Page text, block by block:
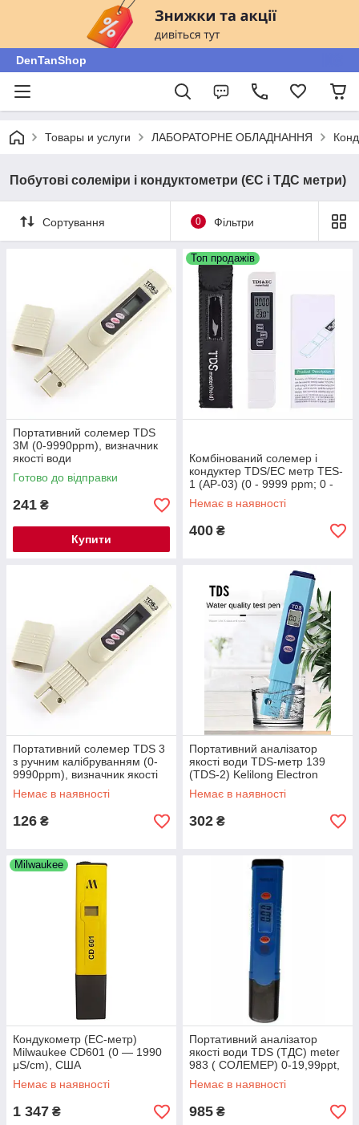
DenTanShop
Товары и услуги ЛАБОРАТОРНЕ ОБЛАДНАННЯ
Побутові солеміри і кондуктометри (ЄС і ТДС метри)
Сортування 0 Фільтри
Портативний солемер TDS
3M (0-9990ppm), визначник
якості води
Готово до відправки
241 ₴
Купити
Топ продажів
Комбінований солемер і
кондуктер TDS/EC метр TES-
1 (АР-03) (0 - 9999 ppm; 0 -
9999 µS/cm)
Немає в наявності
400 ₴
Портативний солемер TDS 3
з ручним калібруванням (0-
9990ppm), визначник якості
води
Немає в наявності
126 ₴
Портативний аналізатор
якості води TDS-метр 139
(TDS-2) Kelilong Electron
Немає в наявності
302 ₴
Milwaukee
Кондукометр (EC-метр)
Milwaukee CD601 (0 — 1990
μS/cm), США
Немає в наявності
1 347 ₴
Портативний аналізатор
якості води TDS (ТДС) meter
983 ( СОЛЕМЕР) 0-19,99ppt,
0.01ppt
Немає в наявності
985 ₴